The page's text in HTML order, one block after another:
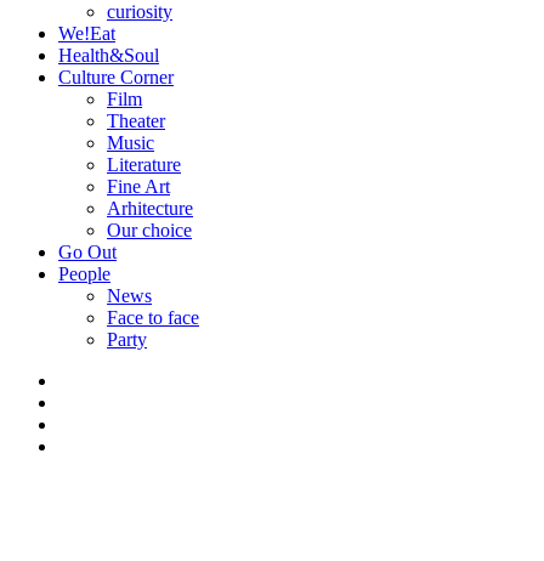
curiosity
We!Eat
Health&Soul
Culture Corner
Film
Theater
Music
Literature
Fine Art
Arhitecture
Our choice
Go Out
People
News
Face to face
Party